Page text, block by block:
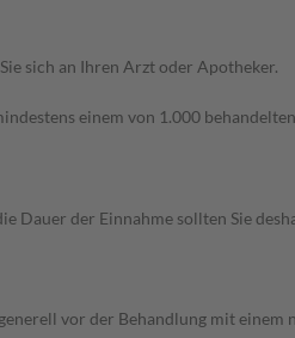
sich an Ihren Arzt oder Apotheker.
einem von 1.000
der Einnahme sollten Sie
vor der Behandlung mit